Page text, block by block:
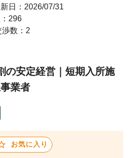
日：2026/07/31
296
渉数：2
の安定経営｜短期入所施
業者
お気に入り